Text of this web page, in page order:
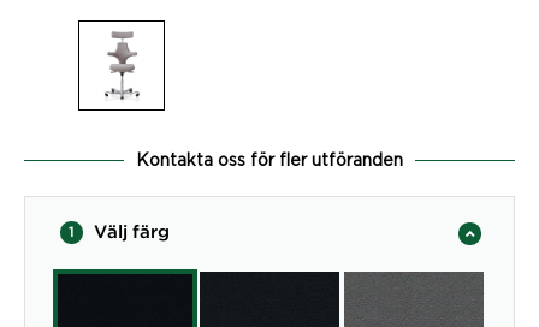
Kontakta oss för fler utföranden
1 Välj färg